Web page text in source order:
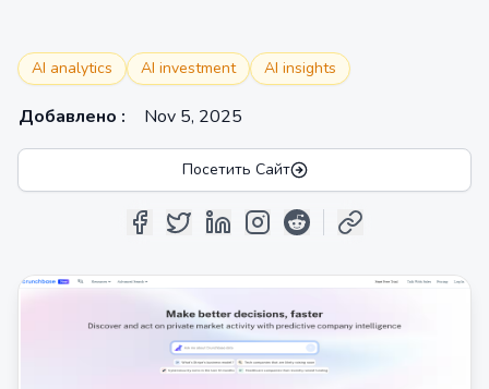
AI analytics AI investment AI insights
Добавлено : Nov 5, 2025
Посетить Сайт